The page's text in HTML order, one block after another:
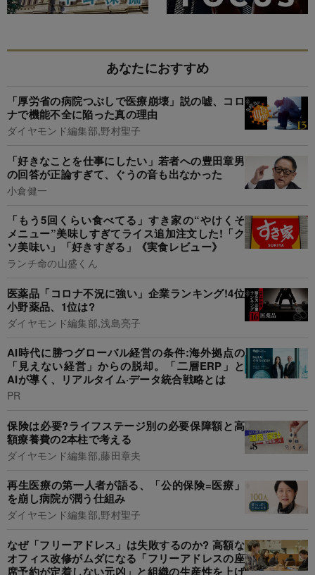
あなたにおすすめ
「厚労省の病院つぶしで医療崩壊」説の嘘、コロ
ナで機能不全に陥った真の理由
ダイヤモンド編集部,野村聖子
「好きなことを仕事にしたい」若者への豊田章男
の回答が正論すぎて、ぐうの音も出なかった
小倉健一
「もう5回くらい食べてる」すき家の“やけくそ
メニュー”美味しすぎてライス追加注文した!「ク
ソ美味い」「好きすぎる」《実食レビュー》
ランチ命の山盛くん
医薬品「コロナ不況に強い」企業ランキング!4位
小野薬品、1位は?
ダイヤモンド編集部,浅島亮子
AI時代に勝つグローバル経営の条件:海外拠点の
「見えない経営」からの脱却。「二層ERP」と
AIが導く、リアルタイム·データ統合戦略とは
PR
保険は必要?ライフステージ別の必要保障額と高
額療養費の2本柱で考える
ダイヤモンド編集部,藤田章夫
再生医療の第一人者が語る、「公的保険=医療」
を崩し病院が潤う仕組み
ダイヤモンド編集部,野村聖子
なぜ「フリーアドレス」は失敗するのか? 高額な
オフィス改修がムダになる「フリーアドレスの座
席予約が定着しない元凶」と組織の生産性を上げ